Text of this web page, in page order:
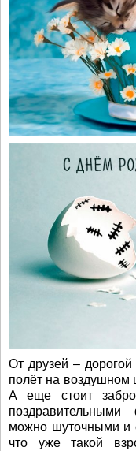
От друзей –
полёт на воздушном
А еще стоит
можно шуточными и
что уже такой